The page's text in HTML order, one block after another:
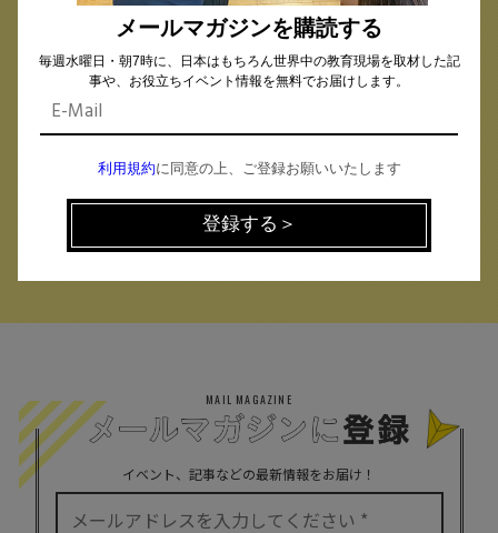
校種から探す テーマから探す
小学校 (293)
民間企業 (63) 公立 (347) 私立 (356)
オルタナティブスクール (18)
MAIL MAGAZINE
イベント、記事などの最新情報をお届け！
メールマガジンを購読する
毎週水曜日・朝7時に、日本はもちろん世界中の教育現場を取材した記
事や、お役立ちイベント情報を無料でお届けします。
利用規約に同意の上、ご登録お願いいたします